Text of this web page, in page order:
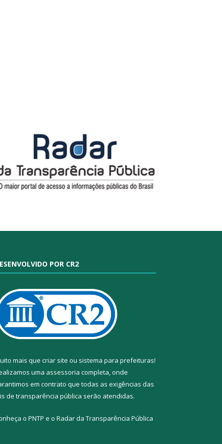
POR CR2
mais que criar site ou sistema para prefeituras!
uma assessoria completa, onde
em contrato que todas as exigências das
de transparência pública serão atendidas.
o PNTP e o Radar da Transparência Pública